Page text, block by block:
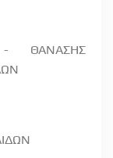
- ΘΑΝΑΣΗΣ